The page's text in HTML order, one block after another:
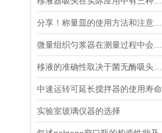
中速运转可延长搅拌器的使用寿命
实验室玻璃仪器的选择